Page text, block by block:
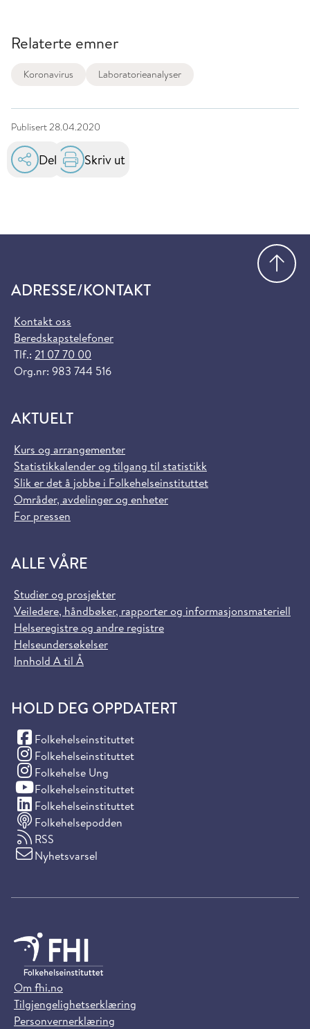
Relaterte emner
Koronavirus Laboratorieanalyser
Publisert28.04.2020
Del Skriv ut
ADRESSE/KONTAKT
Kontakt oss
Beredskapstelefoner
Tlf.: 21 07 70 00
Org.nr: 983 744 516
AKTUELT
Kurs og arrangementer
Statistikkalender og tilgang til statistikk
Slik er det å jobbe i Folkehelseinstituttet
Områder, avdelinger og enheter
For pressen
ALLE VÅRE
Studier og prosjekter
Veiledere, håndbøker, rapporter og informasjonsmateriell
Helseregistre og andre registre
Helseundersøkelser
Innhold A til Å
HOLD DEG OPPDATERT
Folkehelseinstituttet
(Facebook)
Folkehelseinstituttet
(Instagram)
Folkehelse Ung
(Instagram)
Folkehelseinstituttet
(YouTube)
Folkehelseinstituttet
(LinkedIn)
Folkehelsepodden
RSS
Nyhetsvarsel
Om fhi.no
Tilgjengelighetserklæring
Personvernerklæring